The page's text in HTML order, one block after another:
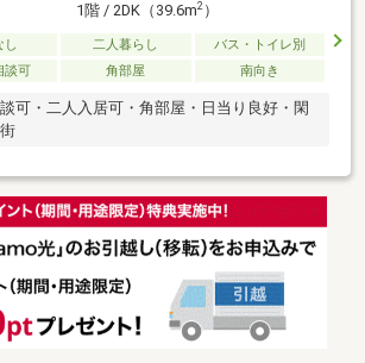
1階 / 2DK（39.6m2）
し 二人暮らし
バス・トイレ別
談可
角部屋 南向き
可・二人入居可・角部屋・日当り良好・閑